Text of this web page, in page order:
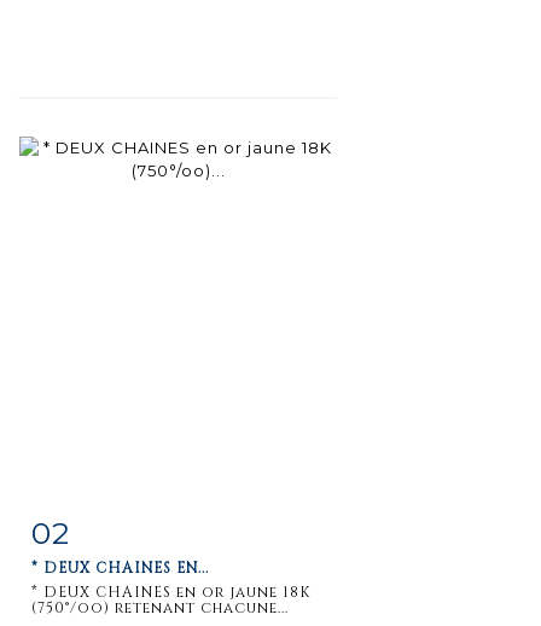
détaillée
02
* DEUX CHAINES EN...
* DEUX CHAINES en or jaune 18K
(750°/oo) retenant chacune...